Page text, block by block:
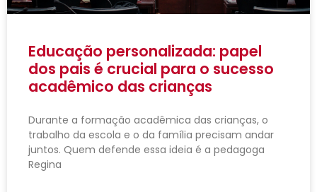
Educação personalizada: papel
dos pais é crucial para o sucesso
acadêmico das crianças
Durante a formação acadêmica das crianças, o
trabalho da escola e o da família precisam andar
juntos. Quem defende essa ideia é a pedagoga
Regina